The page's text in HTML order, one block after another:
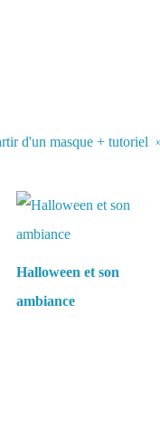
d'un masque + tutoriel
Halloween et son
ambiance